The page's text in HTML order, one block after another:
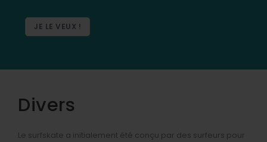
A PROPOS
JE LE VEUX !
Divers
Le surfskate a initialement été conçu par des surfeurs pour